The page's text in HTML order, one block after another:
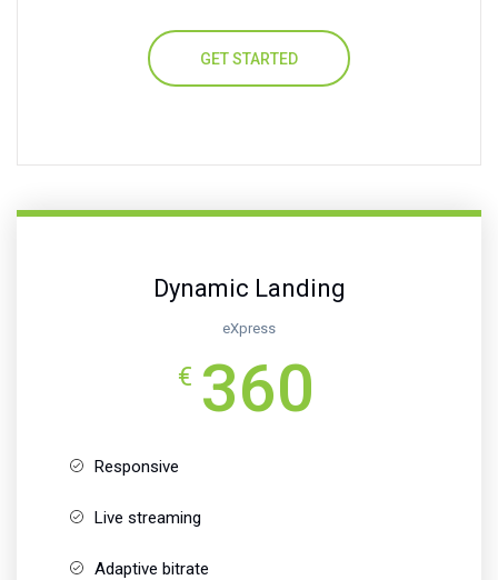
GET STARTED
Dynamic Landing
eXpress
€ 360
Responsive
Live streaming
Adaptive bitrate